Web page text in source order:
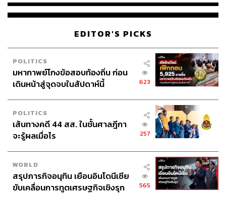
EDITOR'S PICKS
POLITICS
มหากาพย์โกงข้อสอบท้องถิ่น ก่อน
เดินหน้าสู่จุดจบในสัปดาห์นี้
623
POLITICS
เส้นทางคดี 44 สส. ในชั้นศาลฎีกา
จะรู้ผลเมื่อไร
257
WORLD
สรุปภารกิจอนุทิน เยือนอินโดนีเซีย
ขับเคลื่อนการทูตเศรษฐกิจเชิงรุก
565